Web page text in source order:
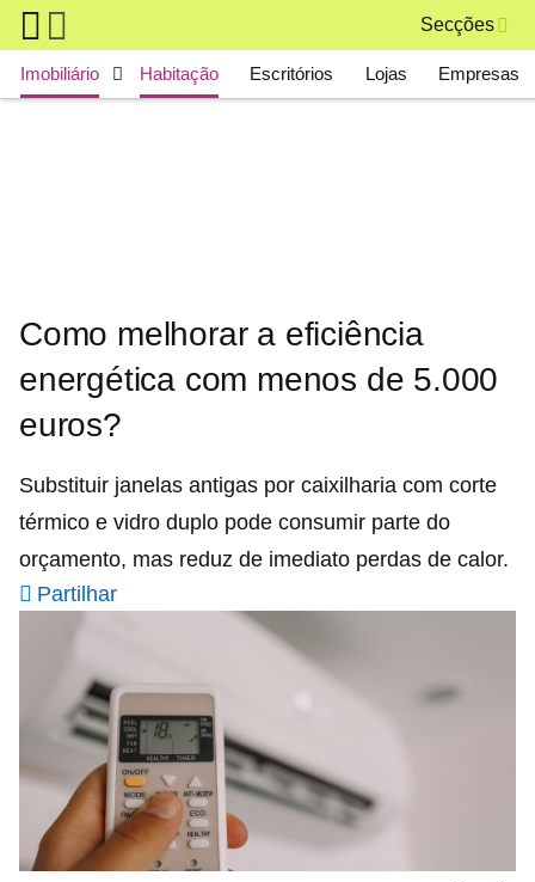
Skip to main content
Secções
Main navigation
Imobiliário Habitação Escritórios Lojas Empresas
Como melhorar a eficiência
energética com menos de 5.000
euros?
Substituir janelas antigas por caixilharia com corte
térmico e vidro duplo pode consumir parte do
orçamento, mas reduz de imediato perdas de calor.
Partilhar